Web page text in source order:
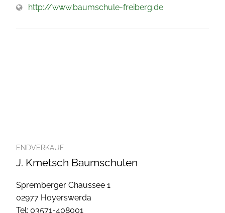
http://www.baumschule-freiberg.de
ENDVERKAUF
J. Kmetsch Baumschulen
Spremberger Chaussee 1
02977 Hoyerswerda
Tel: 03571-408001